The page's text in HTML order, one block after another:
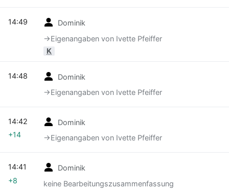
Dominik
→‎Eigenangaben von Ivette Pfeiffer
K
14:49
Dominik
→‎Eigenangaben von Ivette Pfeiffer
14:48
Dominik
→‎Eigenangaben von Ivette Pfeiffer
14:42
+14
Dominik
keine Bearbeitungszusammenfassung
14:41
+8